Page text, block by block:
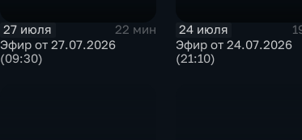
27 июля
22 мин
Эфир от 27.07.2026
(09:30)
24 июля
Эфир от 24.07.2026
(21:10)